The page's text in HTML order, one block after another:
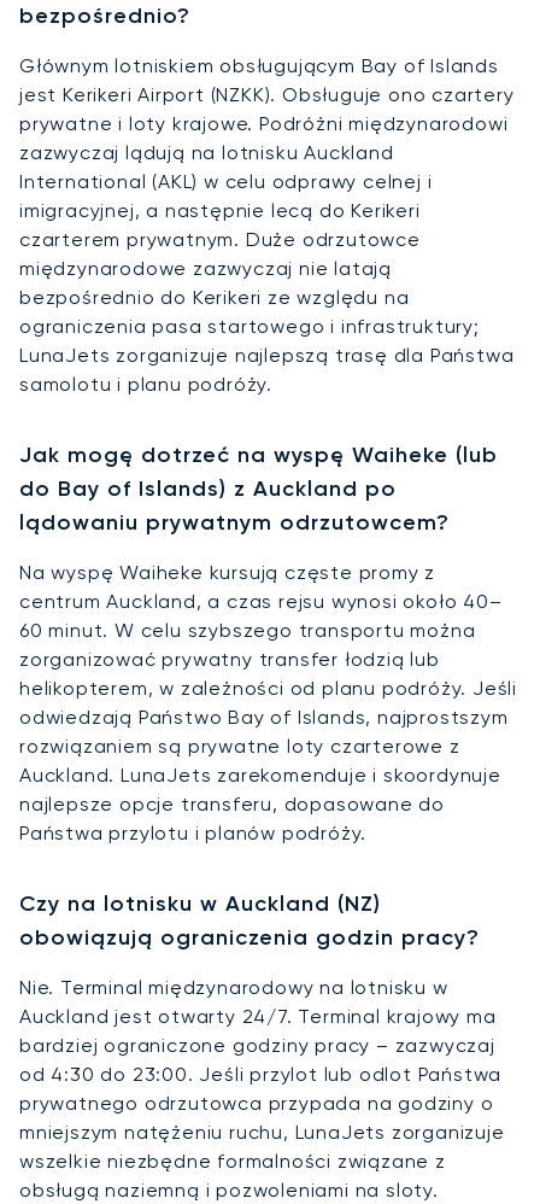
bezpośrednio?
Głównym lotniskiem obsługującym Bay of Islands
jest Kerikeri Airport (NZKK). Obsługuje ono czartery
prywatne i loty krajowe. Podróżni międzynarodowi
zazwyczaj lądują na lotnisku Auckland
International (AKL) w celu odprawy celnej i
imigracyjnej, a następnie lecą do Kerikeri
czarterem prywatnym. Duże odrzutowce
międzynarodowe zazwyczaj nie latają
bezpośrednio do Kerikeri ze względu na
ograniczenia pasa startowego i infrastruktury;
LunaJets zorganizuje najlepszą trasę dla Państwa
samolotu i planu podróży.
Jak mogę dotrzeć na wyspę Waiheke (lub
do Bay of Islands) z Auckland po
lądowaniu prywatnym odrzutowcem?
Na wyspę Waiheke kursują częste promy z
centrum Auckland, a czas rejsu wynosi około 40–
60 minut. W celu szybszego transportu można
zorganizować prywatny transfer łodzią lub
helikopterem, w zależności od planu podróży. Jeśli
odwiedzają Państwo Bay of Islands, najprostszym
rozwiązaniem są prywatne loty czarterowe z
Auckland. LunaJets zarekomenduje i skoordynuje
najlepsze opcje transferu, dopasowane do
Państwa przylotu i planów podróży.
Czy na lotnisku w Auckland (NZ)
obowiązują ograniczenia godzin pracy?
Nie. Terminal międzynarodowy na lotnisku w
Auckland jest otwarty 24/7. Terminal krajowy ma
bardziej ograniczone godziny pracy – zazwyczaj
od 4:30 do 23:00. Jeśli przylot lub odlot Państwa
prywatnego odrzutowca przypada na godziny o
mniejszym natężeniu ruchu, LunaJets zorganizuje
wszelkie niezbędne formalności związane z
obsługą naziemną i pozwoleniami na sloty.